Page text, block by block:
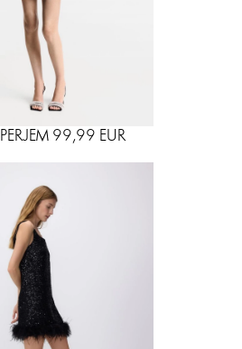
99,99 EUR